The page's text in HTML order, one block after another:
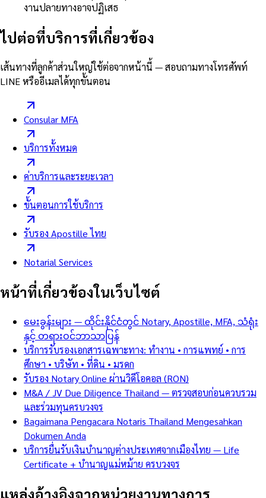
งานปลายทางอาจปฏิเสธ
ไปต่อที่บริการที่เกี่ยวข้อง
เส้นทางที่ลูกค้าส่วนใหญ่ใช้ต่อจากหน้านี้ — สอบถามทางโทรศัพท์
LINE หรืออีเมลได้ทุกขั้นตอน
Consular MFA
บริการทั้งหมด
ค่าบริการและระยะเวลา
ขั้นตอนการใช้บริการ
รับรอง Apostille ไทย
Notarial Services
หน้าที่เกี่ยวข้องในเว็บไซต์
မေးခွန်းများ — ထိုင်းနိုင်ငံတွင် Notary, Apostille, MFA, သံရုံး
နှင့် တရားဝင်ဘာသာပြန်
บริการรับรองเอกสารเฉพาะทาง: ทำงาน • การแพทย์ • การ
ศึกษา • บริษัท • ที่ดิน • มรดก
รับรอง Notary Online ผ่านวิดีโอคอล (RON)
M&A / JV Due Diligence Thailand — ตรวจสอบก่อนควบรวม
และร่วมทุนครบวงจร
Bagaimana Pengacara Notaris Thailand Mengesahkan
Dokumen Anda
บริการยื่นรับเงินบำนาญต่างประเทศจากเมืองไทย — Life
Certificate + บำนาญแม่หม้าย ครบวงจร
แหล่งอ้างอิงจากหน่วยงานทางการ